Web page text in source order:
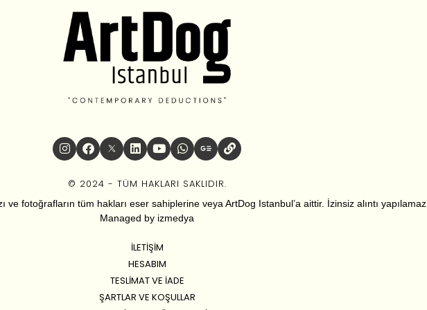
© 2024 - TÜM HAKLARI SAKLIDIR.
ve fotoğrafların tüm hakları eser sahiplerine veya ArtDog Istanbul’a aittir. İzinsiz alıntı yapılamaz.
Managed by izmedya
İLETIŞIM
HESABIM
TESLIMAT VE İADE
ŞARTLAR VE KOŞULLAR